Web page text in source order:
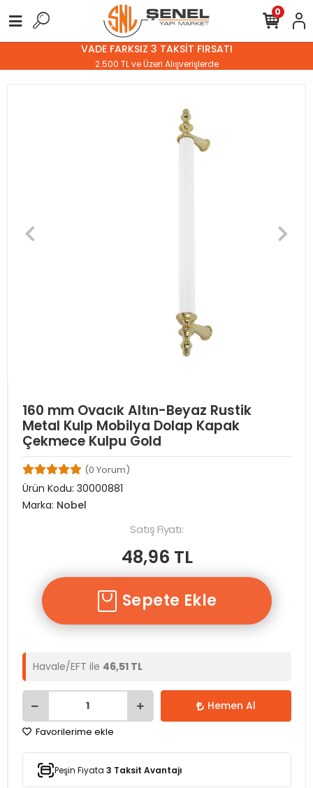
VADE FARKSIZ 3 TAKSİT FIRSATI
2.500 TL ve Üzeri Alışverişlerde
0
160 mm Ovacık Altın-Beyaz Rustik
Metal Kulp Mobilya Dolap Kapak
Çekmece Kulpu Gold
(0 Yorum)
Ürün Kodu: 30000881
Marka: Nobel
Satış Fiyatı:
48,96 TL
Sepete Ekle
Havale/EFT ile 46,51 TL
Hemen Al
Favorilerime ekle
Peşin Fiyata 3 Taksit Avantajı